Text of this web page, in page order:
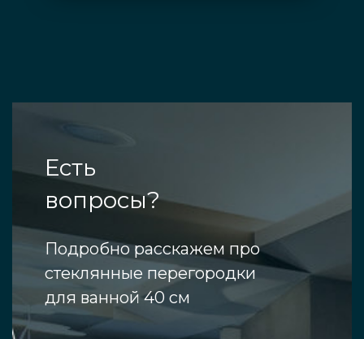
Есть
вопросы?
Подробно расскажем про
стеклянные перегородки
для ванной 40 см